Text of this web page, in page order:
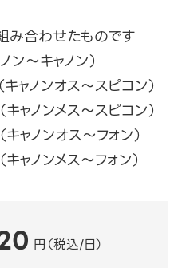
合わせたものです
ン～キャノン）
ャノンオス～スピコン）
ャノンメス～スピコン）
ャノンオス～フォン）
ャノンメス～フォン）
円（税込/日）